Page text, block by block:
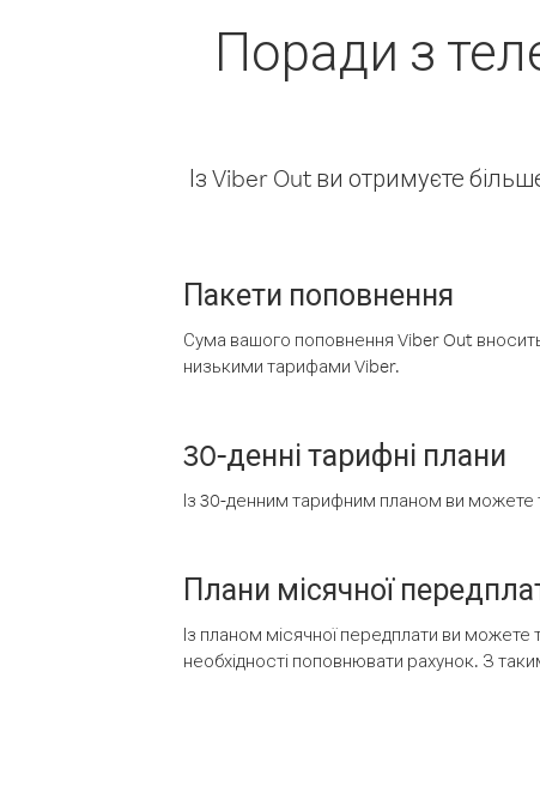
Поради з
Із Viber Out ви отримуєте
Пакети поповнення
Сума вашого поповнення Viber Out
низькими тарифами Viber.
30-денні тарифні плани
Із 30-денним тарифним планом ви можете
Плани місячної
Із планом місячної передплати ви
необхідності поповнювати рахунок. З